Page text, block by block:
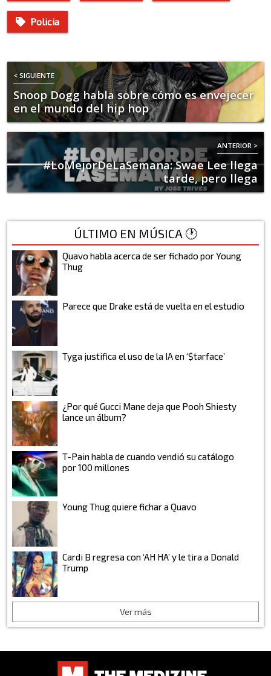
Policia
< SIGUIENTE
Snoop Dogg habla sobre cómo es envejecer
en el mundo del hip hop
ANTERIOR >
#LoMejorDeLaSemana: Swae Lee llega
tarde, pero llega
ÚLTIMO EN MÚSICA 🕐
Quavo habla acerca de ser fichado por Young
Thug
Parece que Drake está de vuelta en el estudio
Tyga justifica el uso de la IA en ‘$tarface’
¿Por qué Gucci Mane deja que Pooh Shiesty
lance un álbum?
T-Pain habla de cuando vendió su catálogo
por 100 millones
Young Thug quiere fichar a Quavo
Cardi B regresa con ‘AH HA’ y le tira a Donald
Trump
Ver más